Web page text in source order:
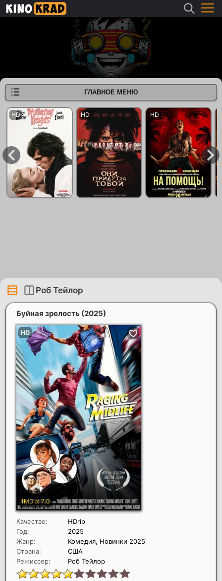
Роб Тейлор
Буйная зрелость (2025)
Качество:
HDrip
Год:
2025
Жанр:
Комедия, Новинки 2025
Страна:
США
Режиссер:
Роб Тейлор
ГЛАВНОЕ МЕНЮ